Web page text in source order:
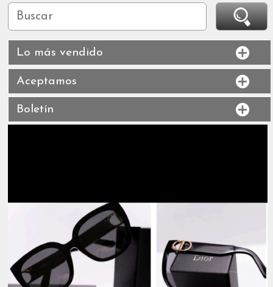
Lo más vendido
Aceptamos
Boletín